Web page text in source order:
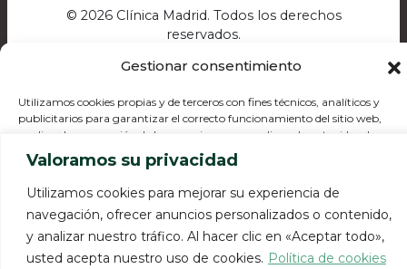
Valoramos su privacidad
Utilizamos cookies para mejorar su experiencia de
navegación, ofrecer anuncios personalizados o contenido,
y analizar nuestro tráfico. Al hacer clic en «Aceptar todo»,
usted acepta nuestro uso de cookies. Política de cookies
Gestionar consentimiento
Utilizamos cookies propias y de terceros con fines técnicos, analíticos y
publicitarios para garantizar el correcto funcionamiento del sitio web,
analizar la navegación de los usuarios y personalizar el contenido y los
anuncios. Usted
puede aceptar o rechazar las cookies, así como personalizar cuáles quiere
Aceptar
© 2026 Clínica Madrid. Todos los derechos
reservados.
· Política de calidad Canal de Compliance